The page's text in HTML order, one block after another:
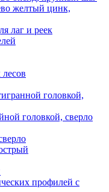
желтый цинк,
лаг и реек
головкой,
головкой, сверло
профилей с